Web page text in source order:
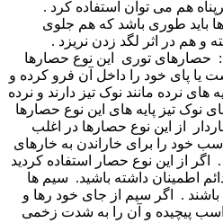
هم می توان استفاده کرد .
باید طوری باشد که هم جلوی
و هم در اثر لگد زدن نریزد .
: حصارهای توری این نوع حصارها
یا پای خود را داخل آن فرو کرده و
های نرده مانند نوک تیز دارند و نرده
تیز پایه های این نوع حصارها
از این نوع حصارها در اغلب
خود را برای خاراندن به خارهای
از این نوع حصار استفاده کردید
اطمینان داشته باشید. سیم ها
. اگر سیم از جای خود رها و
اسب پیچیده و آن را به شدت زخمی